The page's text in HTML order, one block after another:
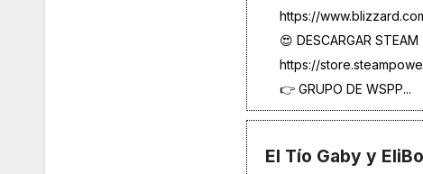
https://
😍 DESCARGAR STEAM
https://
👉 GRUPO DE WSPP...
El Tío Gaby y